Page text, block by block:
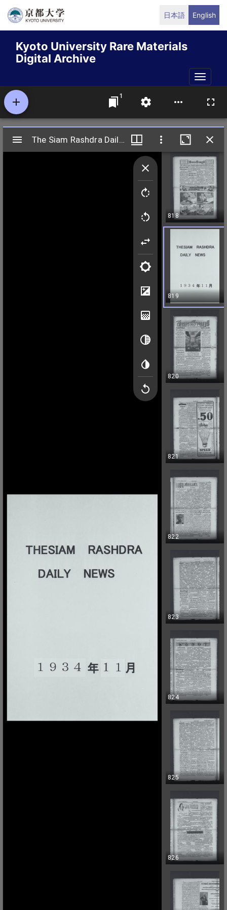
Skip
content
日本語 English
Kyoto University Rare Materials
Digital Archive
Toggle